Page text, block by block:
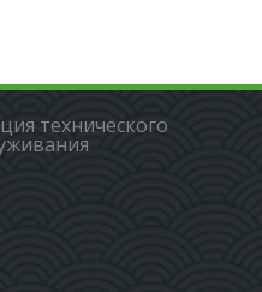
технического